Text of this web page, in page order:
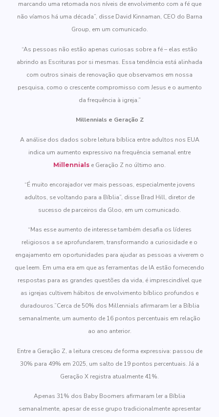
marcando uma retomada nos níveis de envolvimento com a fé que
não víamos há uma década”, disse David Kinnaman, CEO do Barna
Group, em um comunicado.
“As pessoas não estão apenas curiosas sobre a fé – elas estão
abrindo as Escrituras por si mesmas. Essa tendência está alinhada
com outros sinais de renovação que observamos em nossa
pesquisa, como o crescente compromisso com Jesus e o aumento
da frequência à igreja.”
Millennials e Geração Z
A análise dos dados sobre leitura bíblica entre adultos nos EUA
indica um aumento expressivo na frequência semanal entre
Millennials e Geração Z no último ano.
“É muito encorajador ver mais pessoas, especialmente jovens
adultos, se voltando para a Bíblia”, disse Brad Hill, diretor de
sucesso de parceiros da Gloo, em um comunicado.
“Mas esse aumento de interesse também desafia os líderes
religiosos a se aprofundarem, transformando a curiosidade e o
engajamento em oportunidades para ajudar as pessoas a viverem o
que leem. Em uma era em que as ferramentas de IA estão fornecendo
respostas para as grandes questões da vida, é imprescindível que
as igrejas cultivem hábitos de envolvimento bíblico profundos e
duradouros.”Cerca de 50% dos Millennials afirmaram ler a Bíblia
semanalmente, um aumento de 16 pontos percentuais em relação
ao ano anterior.
Entre a Geração Z, a leitura cresceu de forma expressiva: passou de
30% para 49% em 2025, um salto de 19 pontos percentuais. Já a
Geração X registra atualmente 41%.
Apenas 31% dos Baby Boomers afirmaram ler a Bíblia
semanalmente, apesar de esse grupo tradicionalmente apresentar